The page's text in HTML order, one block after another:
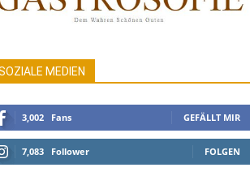
MEDIEN
3,002 Fans GEFÄLLT MIR
7,083 Follower FOLGEN